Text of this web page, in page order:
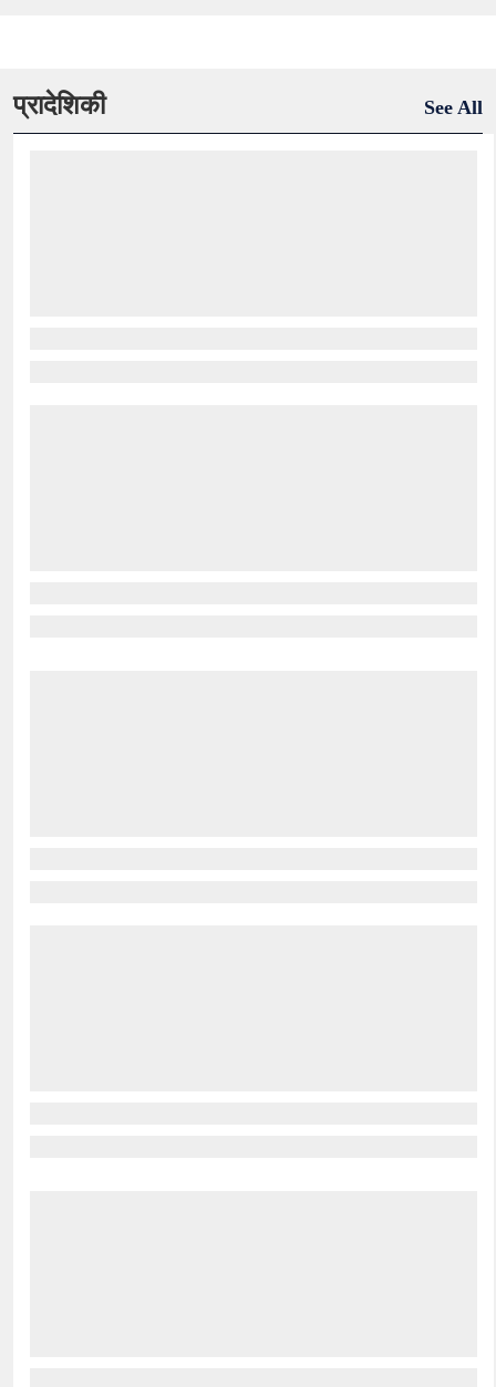
प्रादेशिकी See All